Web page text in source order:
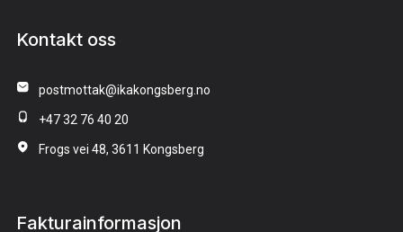
Kontakt oss
postmottak@ikakongsberg.no
+47 32 76 40 20
Frogs vei 48, 3611 Kongsberg
Fakturainformasjon